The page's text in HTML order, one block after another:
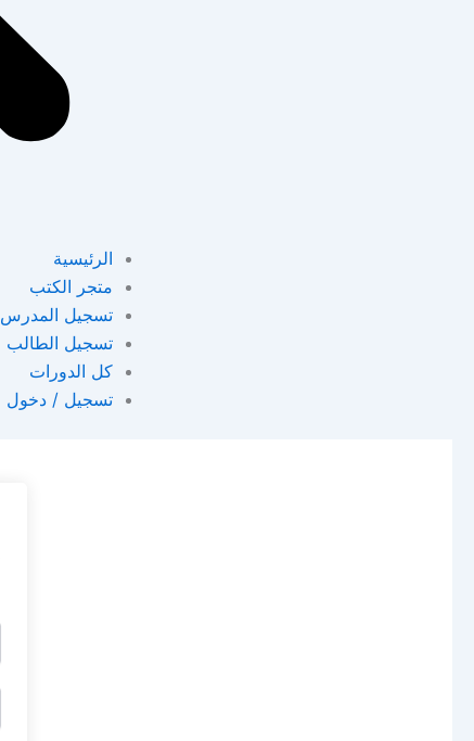
الرئيسية
متجر الكتب
تسجيل المدرس
تسجيل الطالب
كل الدورات
تسجيل / دخول